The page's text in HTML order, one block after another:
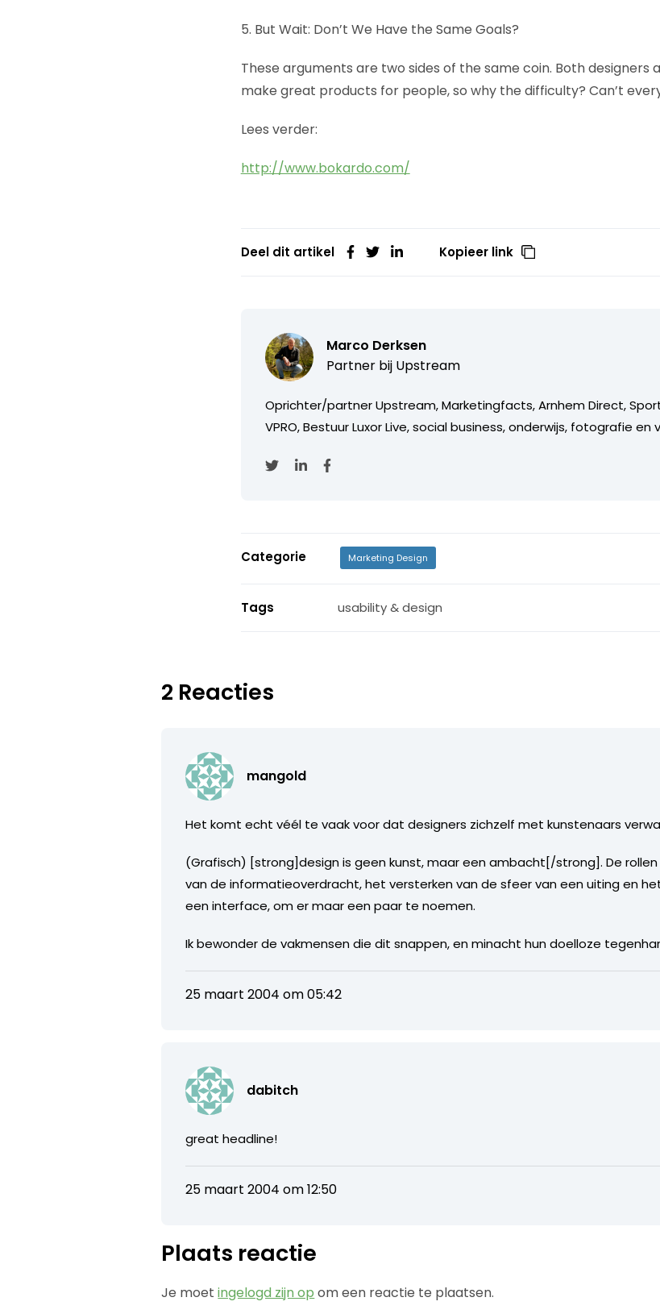
5. But Wait: Don’t We Have the Same Goals?
These arguments are two sides of the same coin. Both designers
make great products for people, so why the difficulty? Can’t
Lees verder:
http://www.bokardo.com/
Deel dit artikel Kopieer link
Marco Derksen
Partner bij Upstream
Oprichter/partner Upstream, Marketingfacts, Arnhem Direct,
VPRO, Bestuur Luxor Live, social business, onderwijs, fotografie en
Categorie Marketing Design
Tags usability & design
2 Reacties
mangold
Het komt echt véél te vaak voor dat designers zichzelf met kunstenaars
(Grafisch) [strong]design is geen kunst, maar een ambacht[/strong]. De
van de informatieoverdracht, het versterken van de sfeer van een uiting en
een interface, om er maar een paar te noemen.
Ik bewonder de vakmensen die dit snappen, en minacht hun doelloze
25 maart 2004 om 05:42
dabitch
great headline!
25 maart 2004 om 12:50
Plaats reactie
Je moetingelogd zijn op om een reactie te plaatsen.